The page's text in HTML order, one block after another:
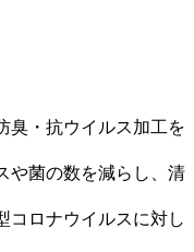
臭・抗ウイルス加工を
や菌の数を減らし、清
コロナウイルスに対し